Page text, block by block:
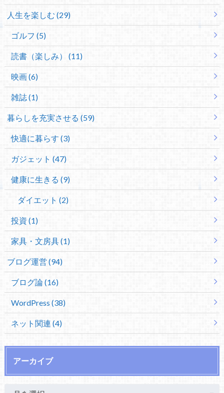
人生を楽しむ (29)
ゴルフ (5)
読書（楽しみ） (11)
映画 (6)
雑誌 (1)
暮らしを充実させる (59)
快適に暮らす (3)
ガジェット (47)
健康に生きる (9)
ダイエット (2)
投資 (1)
家具・文房具 (1)
ブログ運営 (94)
ブログ論 (16)
WordPress (38)
ネット関連 (4)
アーカイブ